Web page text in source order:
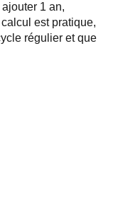
1 an,
est pratique,
régulier et que